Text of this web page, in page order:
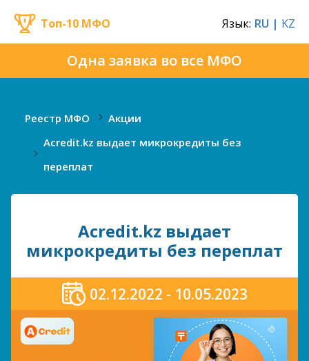
Одна заявка во все МФО
Топ-10 МФО Язык: RU | KZ
Реестр МФО
Акции
Acredit.kz выдает микрокредиты без
переплат
Acredit.kz выдает
микрокредиты без переплат
02.12.2022 - 10.05.2023